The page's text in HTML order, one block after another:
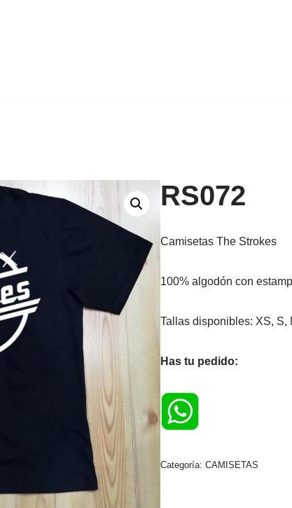
RS072
Camisetas The Strokes
100% algodón con
Tallas disponibles: XS, S,
Has tu pedido:
Categoría:CAMISETAS